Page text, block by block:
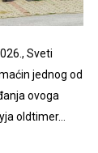
Sveti
jednog od
ovoga
oldtimer…